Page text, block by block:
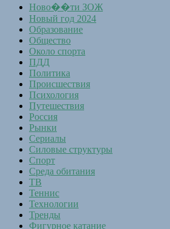
Ново��ти ЗОЖ
Новый год 2024
Образование
Общество
Около спорта
ПДД
Политика
Происшествия
Психология
Путешествия
Россия
Рынки
Сериалы
Силовые структуры
Спорт
Среда обитания
ТВ
Теннис
Технологии
Тренды
Фигурное катание